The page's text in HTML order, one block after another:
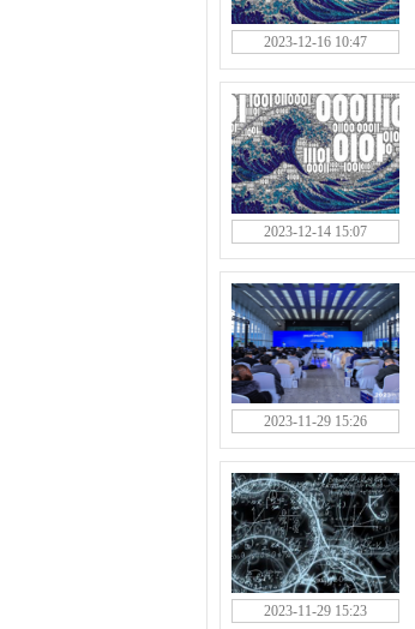
2023-12-16 10:47
2023-12-14 15:07
2023-11-29 15:26
2023-11-29 15:23